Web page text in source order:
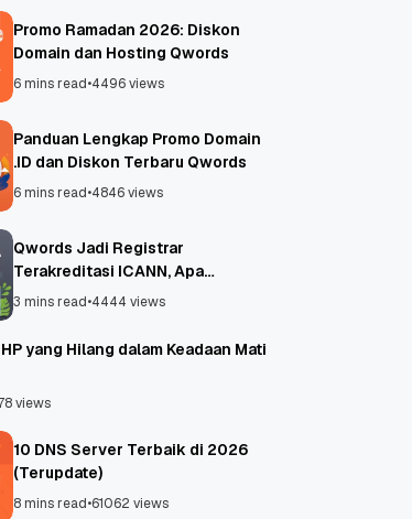
Promo Ramadan 2026: Diskon
Domain dan Hosting Qwords
6 mins read•4496 views
Panduan Lengkap Promo Domain
.ID dan Diskon Terbaru Qwords
6 mins read•4846 views
Qwords Jadi Registrar
Terakreditasi ICANN, Apa
Untungnya?
3 mins read•4444 views
yang Hilang dalam Keadaan Mati
views
10 DNS Server Terbaik di 2026
(Terupdate)
8 mins read•61062 views